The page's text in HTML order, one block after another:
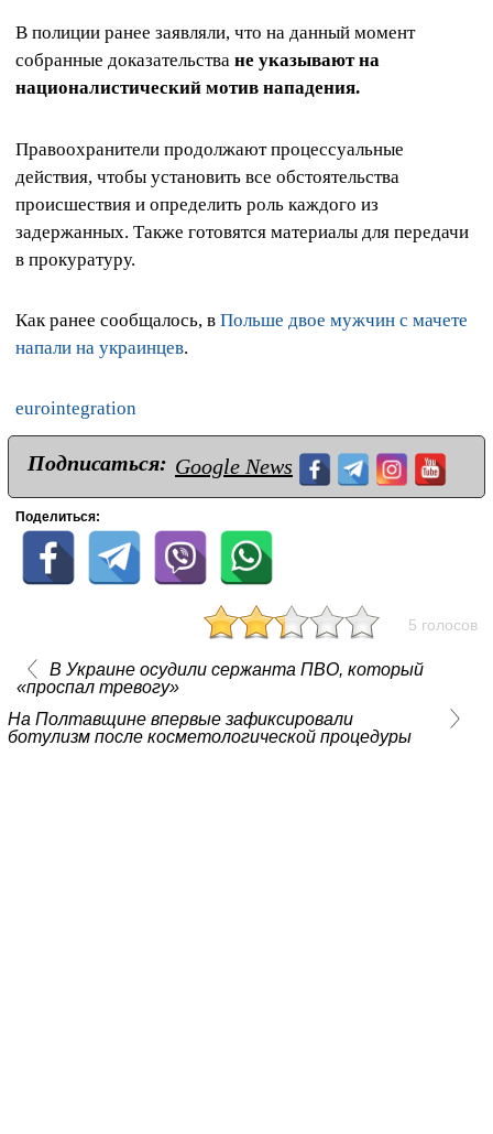
В полиции ранее заявляли, что на данный момент
собранные доказательства не указывают на
националистический мотив нападения.
Правоохранители продолжают процессуальные
действия, чтобы установить все обстоятельства
происшествия и определить роль каждого из
задержанных. Также готовятся материалы для передачи
в прокуратуру.
Как ранее сообщалось, в Польше двое мужчин с мачете
напали на украинцев.
eurointegration
Подписаться: Google News
Поделиться:
5 голосов
В Украине осудили сержанта ПВО, который
«проспал тревогу»
На Полтавщине впервые зафиксировали
ботулизм после косметологической процедуры